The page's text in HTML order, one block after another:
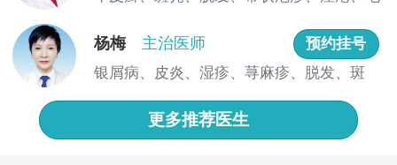
作为国内皮肤科领域的标杆医院，复旦大学附属华
山医院皮肤科在疑难皮肤病诊疗、皮肤肿瘤及免疫xing
皮肤病治疗方面具有ling先地位。科室设有专病门诊，涵
盖痤疮、银屑病、白癜风等常见及复杂疾病，配备皮肤
镜、激光治疗等xian进设备，年门诊量居全国前列。
杨梅 主治医师
预约挂号
银屑病、皮炎、湿疹、荨麻疹、脱发、斑
更多推荐医生